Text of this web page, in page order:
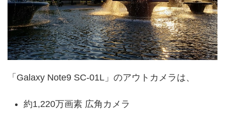
「Galaxy Note9 SC-01L」のアウトカメラは、
約1,220万画素 広角カメラ